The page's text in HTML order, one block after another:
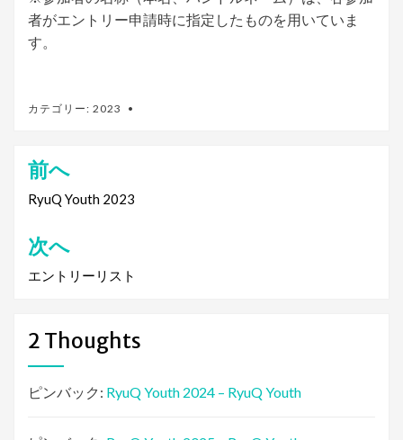
者がエントリー申請時に指定したものを用いていま
す。
カテゴリー: 2023
投
稿
ナ
ビ
シ
ョ
前へ
RyuQ Youth 2023
次へ
エントリーリスト
2 Thoughts
ピンバック: RyuQ Youth 2024 – RyuQ Youth